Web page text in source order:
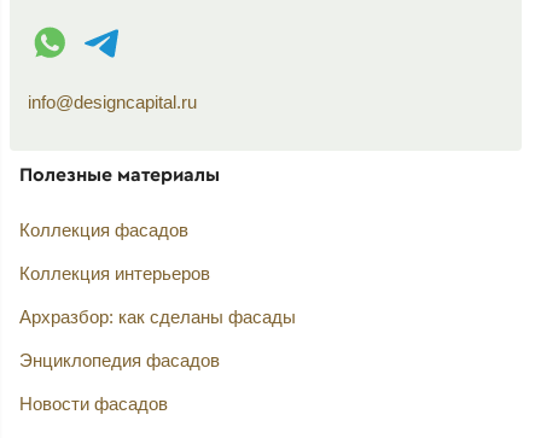
WhatsApp контакт
Telegram контакт
info@designcapital.ru
Полезные материалы
Коллекция фасадов
Коллекция интерьеров
Архразбор: как сделаны фасады
Энциклопедия фасадов
Новости фасадов